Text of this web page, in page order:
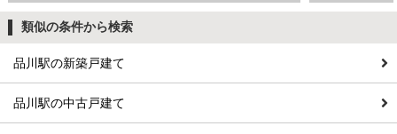
類似の条件から検索
品川駅の新築戸建て
品川駅の中古戸建て